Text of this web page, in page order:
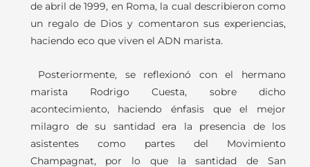
de abril de 1999, en Roma, la cual describieron como
un regalo de Dios y comentaron sus experiencias,
haciendo eco que viven el ADN marista.
Posteriormente, se reflexionó con el hermano
marista Rodrigo Cuesta, sobre dicho
acontecimiento, haciendo énfasis que el mejor
milagro de su santidad era la presencia de los
asistentes como partes del Movimiento
Champagnat, por lo que la santidad de San